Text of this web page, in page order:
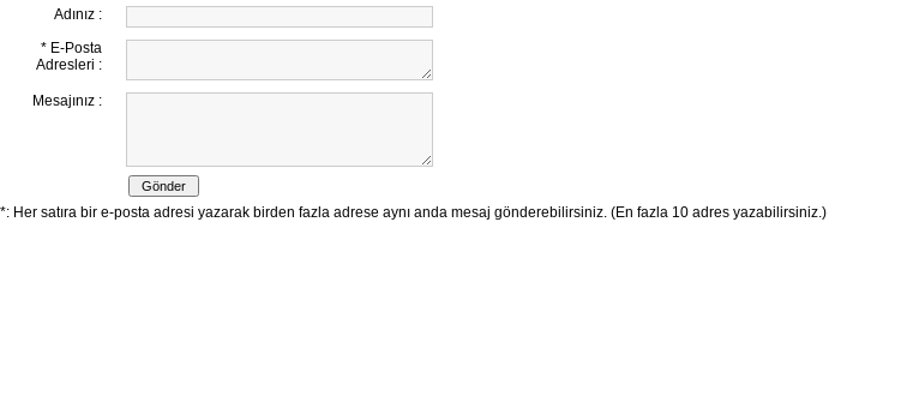
Adınız :
* E-Posta
Adresleri :
Mesajınız :
*: Her satıra bir e-posta adresi yazarak birden fazla adrese aynı anda mesaj gönderebilirsiniz. (En fazla 10 adres yazabilirsiniz.)